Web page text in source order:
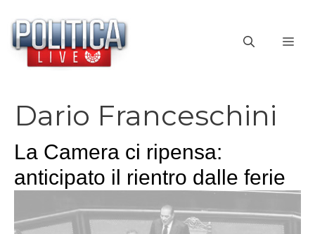
contenuto
Dario Franceschini
La Camera ci ripensa:
anticipato il rientro dalle ferie